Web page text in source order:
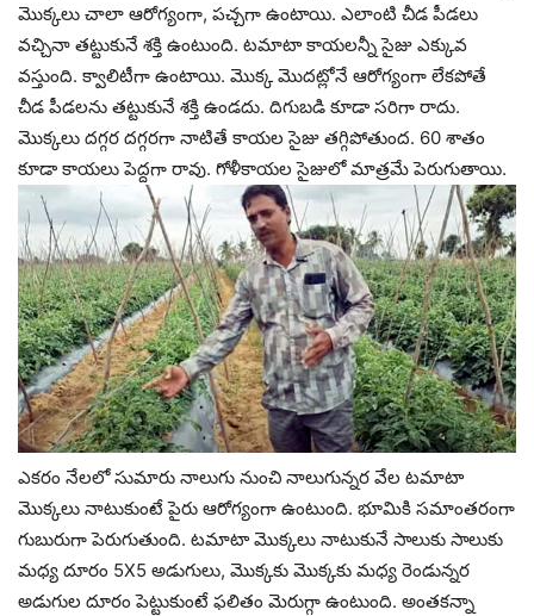
మొక్కలు చాలా ఆరోగ్యంగా, పచ్చగా ఉంటాయి. ఎలాంటి చీడ పీడలు
వచ్చినా తట్టుకునే శక్తి ఉంటుంది. టమాటా కాయలన్నీ సైజు ఎక్కువ
వస్తుంది. క్వాలిటీగా ఉంటాయి. మొక్క మొదట్లోనే ఆరోగ్యంగా లేకపోతే
చీడ పీడలను తట్టుకునే శక్తి ఉండదు. దిగుబడి కూడా సరిగా రాదు.
మొక్కలు దగ్గర దగ్గరగా నాటితే కాయల సైజు తగ్గిపోతుంద. 60 శాతం
కూడా కాయలు పెద్దగా రావు. గోళీకాయల సైజులో మాత్రమే పెరుగుతాయి.
ఎకరం నేలలో సుమారు నాలుగు నుంచి నాలుగున్నర వేల టమాటా
మొక్కలు నాటుకుంటే పైరు ఆరోగ్యంగా ఉంటుంది. భూమికి సమాంతరంగా
గుబురుగా పెరుగుతుంది. టమాటా మొక్కలు నాటుకునే సాలుకు సాలుకు
మధ్య దూరం 5X5 అడుగులు, మొక్కకు మొక్కకు మధ్య రెండున్నర
అడుగుల దూరం పెట్టుకుంటే ఫలితం మెరుగ్గా ఉంటుంది. అంతకన్నా